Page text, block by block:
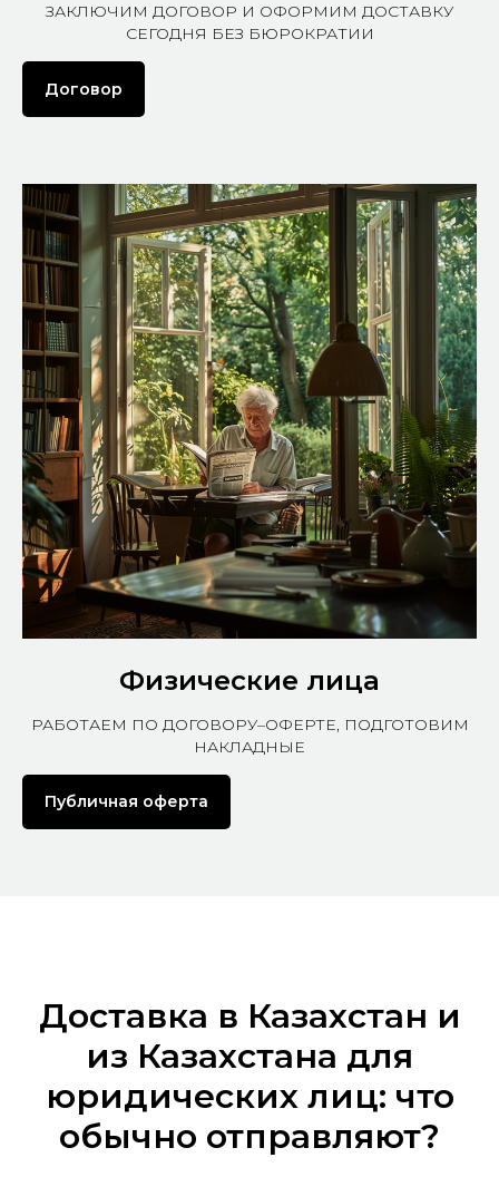
ЗАКЛЮЧИМ ДОГОВОР И ОФОРМИМ ДОСТАВКУ
СЕГОДНЯ БЕЗ БЮРОКРАТИИ
Договор
Физические лица
РАБОТАЕМ ПО ДОГОВОРУ–ОФЕРТЕ, ПОДГОТОВИМ
НАКЛАДНЫЕ
Публичная оферта
Доставка в Казахстан и
из Казахстана для
юридических лиц: что
обычно отправляют?